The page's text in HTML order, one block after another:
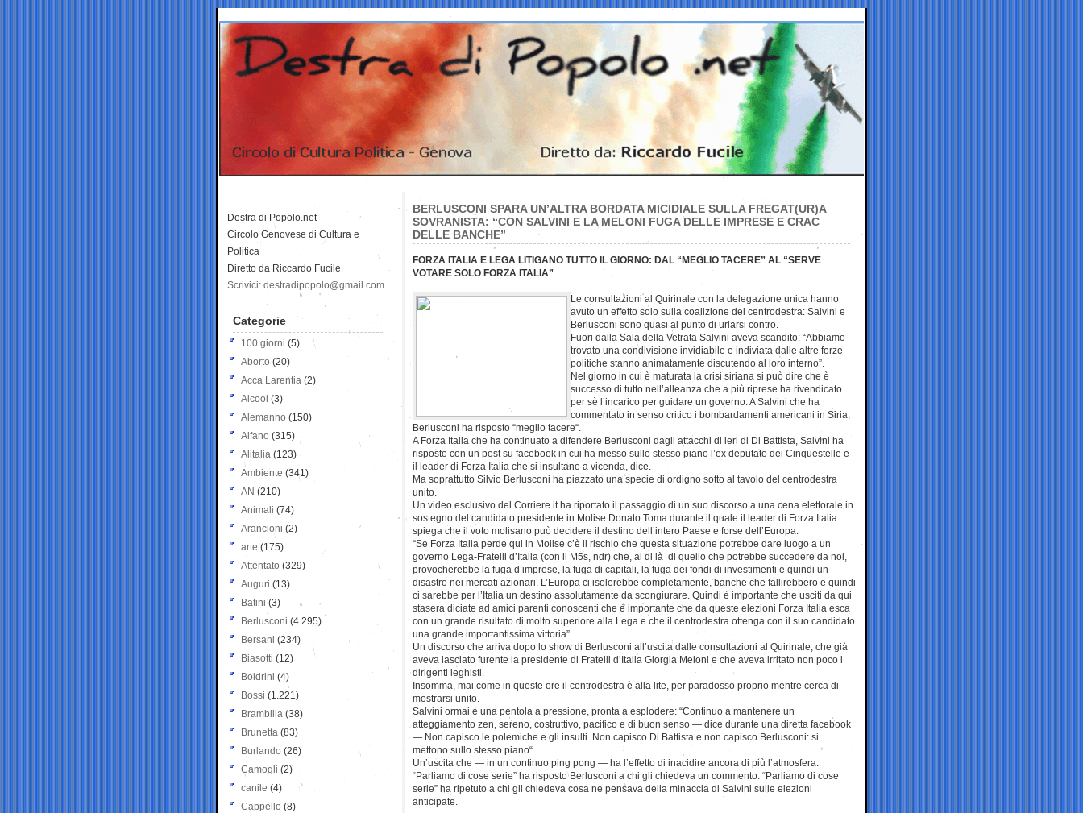
BERLUSCONI SPARA UN’ALTRA BORDATA MICIDIALE SULLA FREGAT(UR)A
SOVRANISTA: “CON SALVINI E LA MELONI FUGA DELLE IMPRESE E CRAC
DELLE BANCHE”
FORZA ITALIA E LEGA LITIGANO TUTTO IL GIORNO: DAL “MEGLIO TACERE” AL “SERVE
VOTARE SOLO FORZA ITALIA”
Le consultazioni al Quirinale con la delegazione unica hanno
avuto un effetto solo sulla coalizione del centrodestra: Salvini e
Berlusconi sono quasi al punto di urlarsi contro.
Fuori dalla Sala della Vetrata Salvini aveva scandito: “Abbiamo
trovato una condivisione invidiabile e indiviata dalle altre forze
politiche stanno animatamente discutendo al loro interno”.
Nel giorno in cui è maturata la crisi siriana si può dire che è
successo di tutto nell’alleanza che a più riprese ha rivendicato
per sè l’incarico per guidare un governo. A Salvini che ha
commentato in senso critico i bombardamenti americani in Siria,
Berlusconi ha risposto “meglio tacere“.
A Forza Italia che ha continuato a difendere Berlusconi dagli attacchi di ieri di Di Battista, Salvini ha
risposto con un post su facebook in cui ha messo sullo stesso piano l’ex deputato dei Cinquestelle e
il leader di Forza Italia che si insultano a vicenda, dice.
Ma soprattutto Silvio Berlusconi ha piazzato una specie di ordigno sotto al tavolo del centrodestra
unito.
Un video esclusivo del Corriere.it ha riportato il passaggio di un suo discorso a una cena elettorale in
sostegno del candidato presidente in Molise Donato Toma durante il quale il leader di Forza Italia
spiega che il voto molisano può decidere il destino dell’intero Paese e forse dell’Europa.
“Se Forza Italia perde qui in Molise c’è il rischio che questa situazione potrebbe dare luogo a un
governo Lega-Fratelli d’Italia (con il M5s, ndr) che, al di là di quello che potrebbe succedere da noi,
provocherebbe la fuga d’imprese, la fuga di capitali, la fuga dei fondi di investimenti e quindi un
disastro nei mercati azionari. L’Europa ci isolerebbe completamente, banche che fallirebbero e quindi
ci sarebbe per l’Italia un destino assolutamente da scongiurare. Quindi è importante che usciti da qui
stasera diciate ad amici parenti conoscenti che è importante che da queste elezioni Forza Italia esca
con un grande risultato di molto superiore alla Lega e che il centrodestra ottenga con il suo candidato
una grande importantissima vittoria”.
Un discorso che arriva dopo lo show di Berlusconi all’uscita dalle consultazioni al Quirinale, che già
aveva lasciato furente la presidente di Fratelli d’Italia Giorgia Meloni e che aveva irritato non poco i
dirigenti leghisti.
Insomma, mai come in queste ore il centrodestra è alla lite, per paradosso proprio mentre cerca di
mostrarsi unito.
Salvini ormai è una pentola a pressione, pronta a esplodere: “Continuo a mantenere un
atteggiamento zen, sereno, costruttivo, pacifico e di buon senso — dice durante una diretta facebook
— Non capisco le polemiche e gli insulti. Non capisco Di Battista e non capisco Berlusconi: si
mettono sullo stesso piano“.
Un’uscita che — in un continuo ping pong — ha l’effetto di inacidire ancora di più l’atmosfera.
“Parliamo di cose serie” ha risposto Berlusconi a chi gli chiedeva un commento. “Parliamo di cose
serie” ha ripetuto a chi gli chiedeva cosa ne pensava della minaccia di Salvini sulle elezioni
anticipate.
Destra di Popolo.net
Circolo Genovese di Cultura e
Politica
Diretto da Riccardo Fucile
Scrivici: destradipopolo@gmail.com
Categorie
100 giorni (5)
Aborto (20)
Acca Larentia (2)
Alcool (3)
Alemanno (150)
Alfano (315)
Alitalia (123)
Ambiente (341)
AN (210)
Animali (74)
Arancioni (2)
arte (175)
Attentato (329)
Auguri (13)
Batini (3)
Berlusconi (4.295)
Bersani (234)
Biasotti (12)
Boldrini (4)
Bossi (1.221)
Brambilla (38)
Brunetta (83)
Burlando (26)
Camogli (2)
canile (4)
Cappello (8)